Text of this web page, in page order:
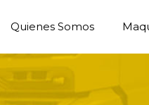
Quienes Somos